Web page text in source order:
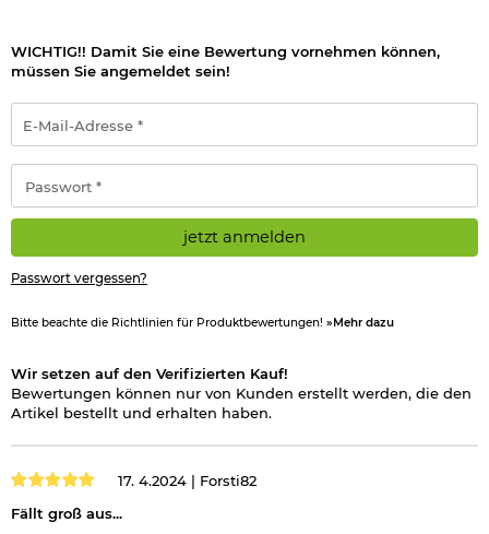
WICHTIG!! Damit Sie eine Bewertung vornehmen können,
müssen Sie angemeldet sein!
Mail-
Adresse
*
jetzt anmelden
Passwort vergessen?
Bitte beachte die Richtlinien für Produktbewertungen! »Mehr dazu
Wir setzen auf den Verifizierten Kauf!
Bewertungen können nur von Kunden erstellt werden, die den
Artikel bestellt und erhalten haben.
17. 4.2024 | Forsti82
Fällt groß aus...